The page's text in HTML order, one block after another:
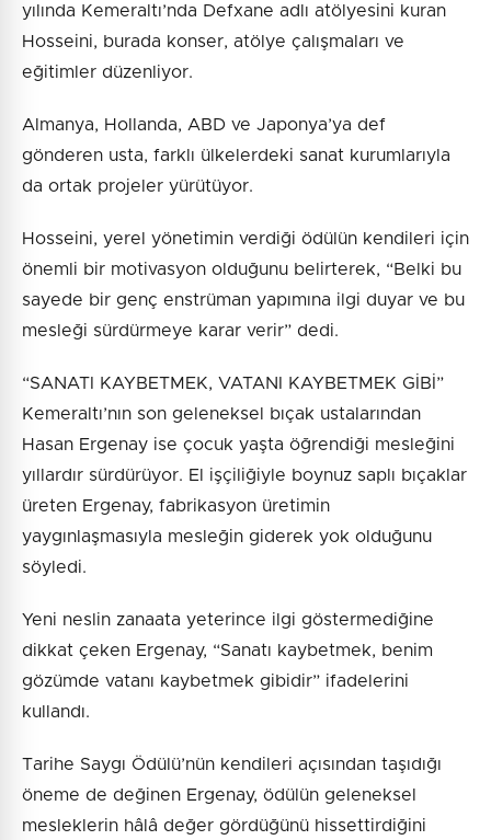
yılında Kemeraltı’nda Defxane adlı atölyesini kuran
Hosseini, burada konser, atölye çalışmaları ve
eğitimler düzenliyor.
Almanya, Hollanda, ABD ve Japonya’ya def
gönderen usta, farklı ülkelerdeki sanat kurumlarıyla
da ortak projeler yürütüyor.
Hosseini, yerel yönetimin verdiği ödülün kendileri için
önemli bir motivasyon olduğunu belirterek, “Belki bu
sayede bir genç enstrüman yapımına ilgi duyar ve bu
mesleği sürdürmeye karar verir” dedi.
“SANATI KAYBETMEK, VATANI KAYBETMEK GİBİ”
Kemeraltı’nın son geleneksel bıçak ustalarından
Hasan Ergenay ise çocuk yaşta öğrendiği mesleğini
yıllardır sürdürüyor. El işçiliğiyle boynuz saplı bıçaklar
üreten Ergenay, fabrikasyon üretimin
yaygınlaşmasıyla mesleğin giderek yok olduğunu
söyledi.
Yeni neslin zanaata yeterince ilgi göstermediğine
dikkat çeken Ergenay, “Sanatı kaybetmek, benim
gözümde vatanı kaybetmek gibidir” ifadelerini
kullandı.
Tarihe Saygı Ödülü’nün kendileri açısından taşıdığı
öneme de değinen Ergenay, ödülün geleneksel
mesleklerin hâlâ değer gördüğünü hissettirdiğini